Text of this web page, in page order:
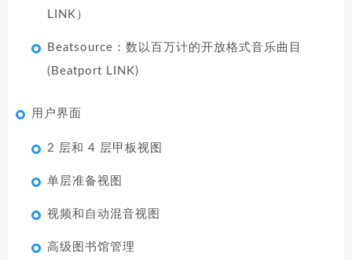
LINK）
Beatsource：数以百万计的开放格式音乐曲目
(Beatport LINK)
用户界面
2 层和 4 层甲板视图
单层准备视图
视频和自动混音视图
高级图书馆管理